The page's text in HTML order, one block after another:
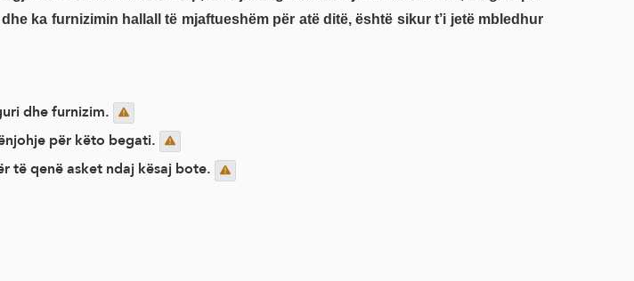
ka furnizimin hallall të mjaftueshëm për atë ditë, është sikur t’i jetë mbledhur
dhe furnizim.
për këto begati.
të qenë asket ndaj kësaj bote.